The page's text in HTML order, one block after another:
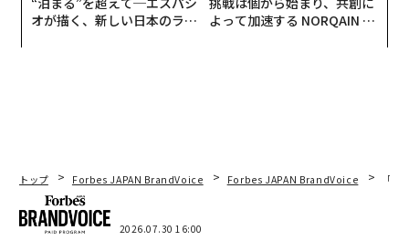
オが描く、新しい日本のラグ
よって加速する NORQAIN JA
トップ Forbes JAPAN BrandVoice Forbes JAPAN BrandVoice 「
2026.07.30 16:00